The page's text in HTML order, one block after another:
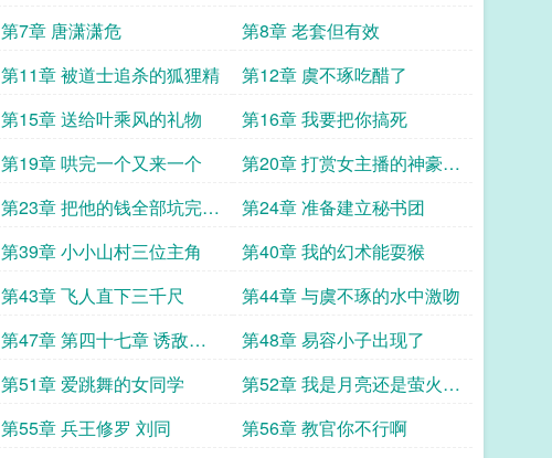
千金求点赞打赏评
第7章 唐潇潇危
第8章 老套但有效
第11章 被道士追杀的狐狸精
第12章 虞不琢吃醋了
第15章 送给叶乘风的礼物
第16章 我要把你搞死
第19章 哄完一个又来一个
第20章 打赏女主播的神豪主
角
第23章 把他的钱全部坑完求
点赞打赏关注
第24章 准备建立秘书团
第39章 小小山村三位主角
第40章 我的幻术能耍猴
第43章 飞人直下三千尺
第44章 与虞不琢的水中激吻
第47章 第四十七章 诱敌深
入之计求点赞关注打赏
第48章 易容小子出现了
第51章 爱跳舞的女同学
第52章 我是月亮还是萤火虫
求点赞打赏关注
第55章 兵王修罗 刘同
第56章 教官你不行啊